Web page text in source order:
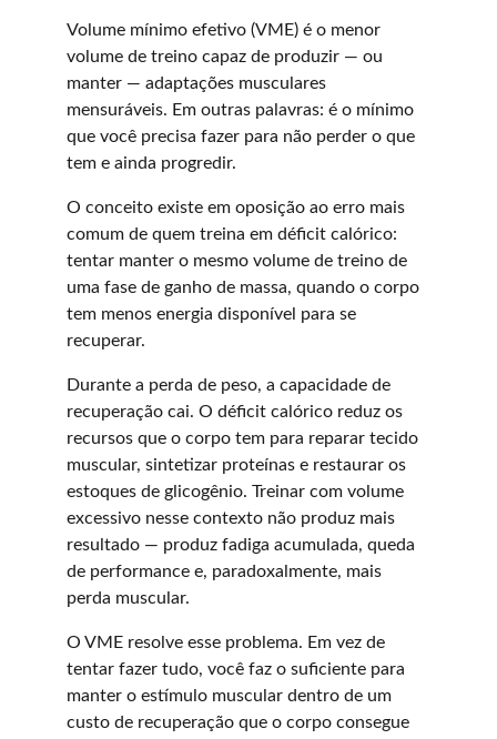
Volume mínimo efetivo (VME) é o menor
volume de treino capaz de produzir — ou
manter — adaptações musculares
mensuráveis. Em outras palavras: é o mínimo
que você precisa fazer para não perder o que
tem e ainda progredir.
O conceito existe em oposição ao erro mais
comum de quem treina em déficit calórico:
tentar manter o mesmo volume de treino de
uma fase de ganho de massa, quando o corpo
tem menos energia disponível para se
recuperar.
Durante a perda de peso, a capacidade de
recuperação cai. O déficit calórico reduz os
recursos que o corpo tem para reparar tecido
muscular, sintetizar proteínas e restaurar os
estoques de glicogênio. Treinar com volume
excessivo nesse contexto não produz mais
resultado — produz fadiga acumulada, queda
de performance e, paradoxalmente, mais
perda muscular.
O VME resolve esse problema. Em vez de
tentar fazer tudo, você faz o suficiente para
manter o estímulo muscular dentro de um
custo de recuperação que o corpo consegue